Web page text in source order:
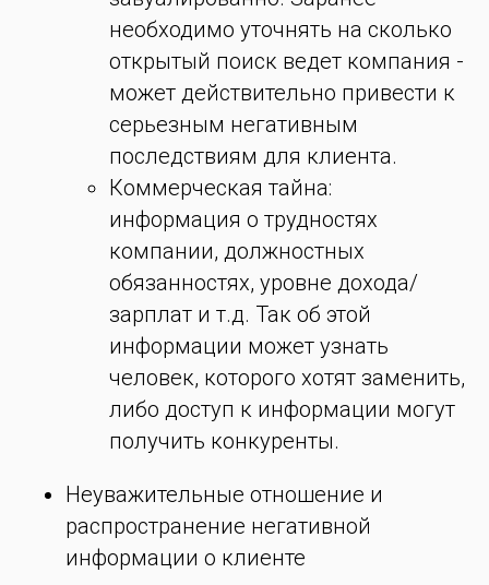
необходимо уточнять на сколько
открытый поиск ведет компания -
может действительно привести к
серьезным негативным
последствиям для клиента.
Коммерческая тайна:
информация о трудностях
компании, должностных
обязанностях, уровне дохода/
зарплат и т.д. Так об этой
информации может узнать
человек, которого хотят заменить,
либо доступ к информации могут
получить конкуренты.
Неуважительные отношение и
распространение негативной
информации о клиенте